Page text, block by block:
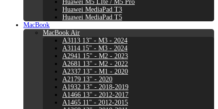
Huawei M5 LIte / M5 Pro
Huawei MediaPad T3
Huawei MediaPad T5
MacBook
MacBook Air
A3113 13" - M3 - 2024
A3114 15" - M3 - 2024
A2941 15" - M2 - 2023
A2681 13" - M2 - 2022
A2337 13" - M1 - 2020
A2179 13" - 2020
A1932 13" - 2018-2019
A1466 13" - 2012-2017
A1465 11" - 2012-2015